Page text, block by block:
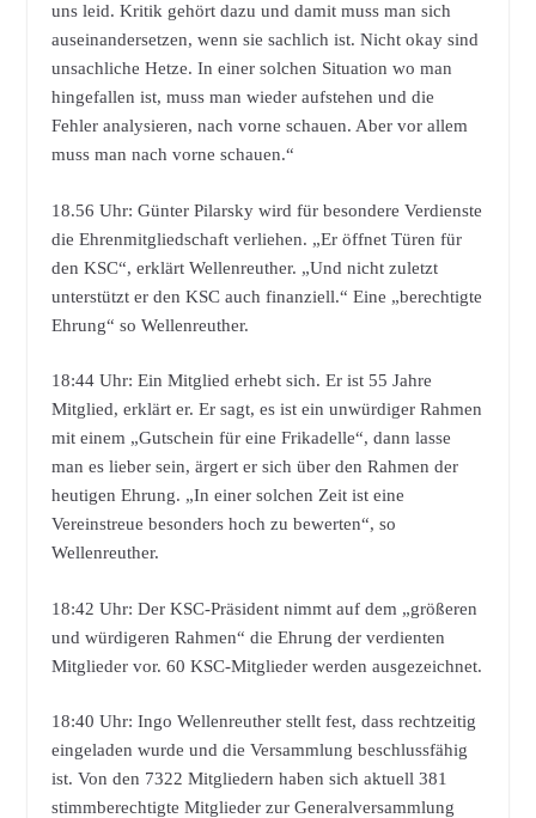
uns leid. Kritik gehört dazu und damit muss man sich
auseinandersetzen, wenn sie sachlich ist. Nicht okay sind
unsachliche Hetze. In einer solchen Situation wo man
hingefallen ist, muss man wieder aufstehen und die
Fehler analysieren, nach vorne schauen. Aber vor allem
muss man nach vorne schauen.“
18.56 Uhr: Günter Pilarsky wird für besondere Verdienste
die Ehrenmitgliedschaft verliehen. „Er öffnet Türen für
den KSC“, erklärt Wellenreuther. „Und nicht zuletzt
unterstützt er den KSC auch finanziell.“ Eine „berechtigte
Ehrung“ so Wellenreuther.
18:44 Uhr: Ein Mitglied erhebt sich. Er ist 55 Jahre
Mitglied, erklärt er. Er sagt, es ist ein unwürdiger Rahmen
mit einem „Gutschein für eine Frikadelle“, dann lasse
man es lieber sein, ärgert er sich über den Rahmen der
heutigen Ehrung. „In einer solchen Zeit ist eine
Vereinstreue besonders hoch zu bewerten“, so
Wellenreuther.
18:42 Uhr: Der KSC-Präsident nimmt auf dem „größeren
und würdigeren Rahmen“ die Ehrung der verdienten
Mitglieder vor. 60 KSC-Mitglieder werden ausgezeichnet.
18:40 Uhr: Ingo Wellenreuther stellt fest, dass rechtzeitig
eingeladen wurde und die Versammlung beschlussfähig
ist. Von den 7322 Mitgliedern haben sich aktuell 381
stimmberechtigte Mitglieder zur Generalversammlung